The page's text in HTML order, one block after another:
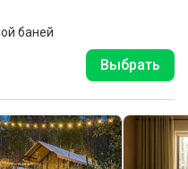
баней
Выбрать